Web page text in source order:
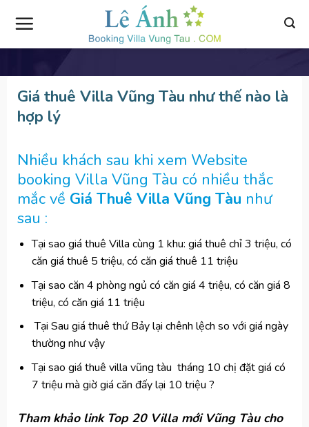
Giá thuê Villa Vũng Tàu như thế nào là
hợp lý
Nhiều khách sau khi xem Website
booking Villa Vũng Tàu có nhiều thắc
mắc về Giá Thuê Villa Vũng Tàu như
sau :
Tại sao giá thuê Villa cùng 1 khu: giá thuê chỉ 3 triệu, có
căn giá thuê 5 triệu, có căn giá thuê 11 triệu
Tại sao căn 4 phòng ngủ có căn giá 4 triệu, có căn giá 8
triệu, có căn giá 11 triệu
Tại Sau giá thuê thứ Bảy lại chênh lệch so với giá ngày
thường như vậy
Tại sao giá thuê villa vũng tàu tháng 10 chị đặt giá có
7 triệu mà giờ giá căn đấy lại 10 triệu ?
Tham khảo link Top 20 Villa mới Vũng Tàu cho